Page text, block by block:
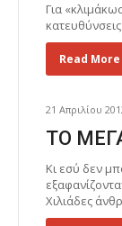
Για
Read More
21 Απριλίου
ΤΟ
Κι εσύ δεν
Χιλιάδες